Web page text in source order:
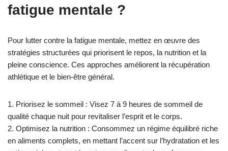
fatigue mentale ?
Pour lutter contre la fatigue mentale, mettez en œuvre des
stratégies structurées qui priorisent le repos, la nutrition et la
pleine conscience. Ces approches améliorent la récupération
athlétique et le bien-être général.
1. Priorisez le sommeil : Visez 7 à 9 heures de sommeil de
qualité chaque nuit pour revitaliser l’esprit et le corps.
2. Optimisez la nutrition : Consommez un régime équilibré riche
en aliments complets, en mettant l’accent sur l’hydratation et les